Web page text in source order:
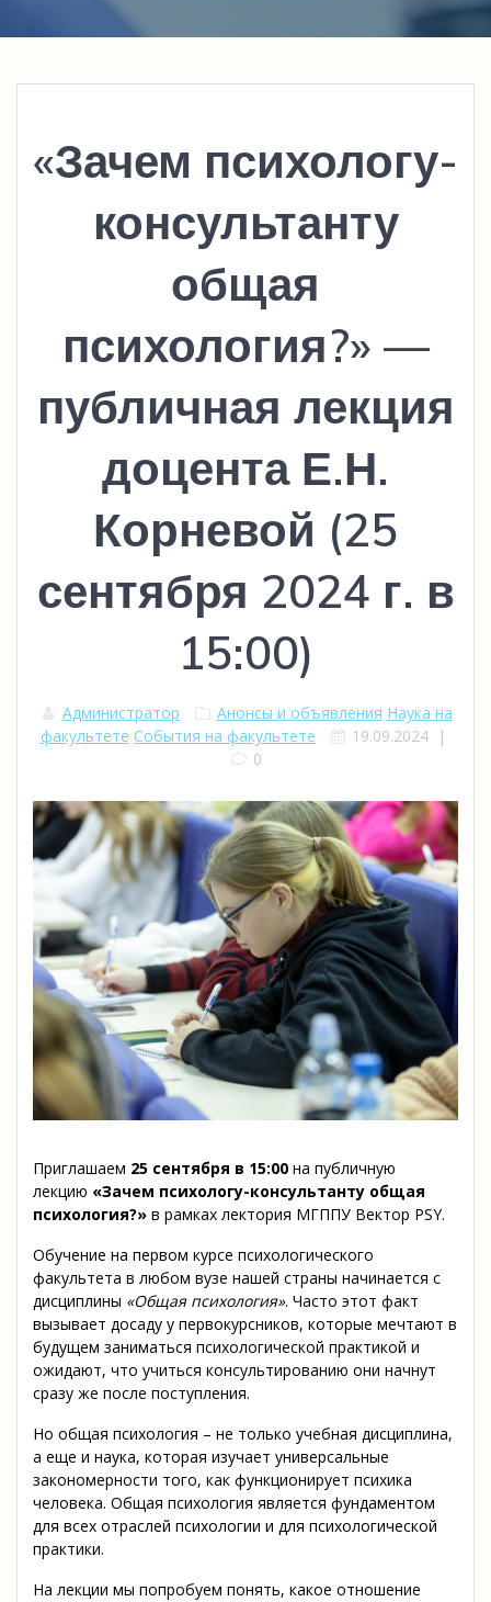
«Зачем психологу-
консультанту
общая
психология?» —
публичная лекция
доцента Е.Н.
Корневой (25
сентября 2024 г. в
15:00)
Администратор Анонсы и объявления Наука на
факультете События на факультете 19.09.2024 |
0
Приглашаем 25 сентября в 15:00 на публичную
лекцию «Зачем психологу-консультанту общая
психология?» в рамках лектория МГППУ Вектор PSY.
Обучение на первом курсе психологического
факультета в любом вузе нашей страны начинается с
дисциплины «Общая психология». Часто этот факт
вызывает досаду у первокурсников, которые мечтают в
будущем заниматься психологической практикой и
ожидают, что учиться консультированию они начнут
сразу же после поступления.
Но общая психология – не только учебная дисциплина,
а еще и наука, которая изучает универсальные
закономерности того, как функционирует психика
человека. Общая психология является фундаментом
для всех отраслей психологии и для психологической
практики.
На лекции мы попробуем понять, какое отношение